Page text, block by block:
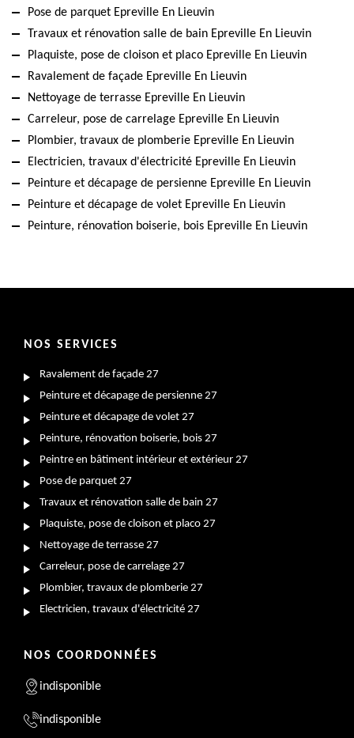
Pose de parquet Epreville En Lieuvin
Travaux et rénovation salle de bain Epreville En Lieuvin
Plaquiste, pose de cloison et placo Epreville En Lieuvin
Ravalement de façade Epreville En Lieuvin
Nettoyage de terrasse Epreville En Lieuvin
Carreleur, pose de carrelage Epreville En Lieuvin
Plombier, travaux de plomberie Epreville En Lieuvin
Electricien, travaux d'électricité Epreville En Lieuvin
Peinture et décapage de persienne Epreville En Lieuvin
Peinture et décapage de volet Epreville En Lieuvin
Peinture, rénovation boiserie, bois Epreville En Lieuvin
NOS SERVICES
Ravalement de façade 27
Peinture et décapage de persienne 27
Peinture et décapage de volet 27
Peinture, rénovation boiserie, bois 27
Peintre en bâtiment intérieur et extérieur 27
Pose de parquet 27
Travaux et rénovation salle de bain 27
Plaquiste, pose de cloison et placo 27
Nettoyage de terrasse 27
Carreleur, pose de carrelage 27
Plombier, travaux de plomberie 27
Electricien, travaux d'électricité 27
NOS COORDONNÉES
indisponible
indisponible